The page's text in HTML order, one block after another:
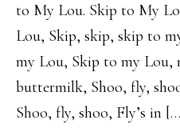
to My Lou. Skip to My
Lou, Skip, skip, skip to
my Lou, Skip to my Lou,
buttermilk, Shoo, fly,
Shoo, fly, shoo, Fly’s in